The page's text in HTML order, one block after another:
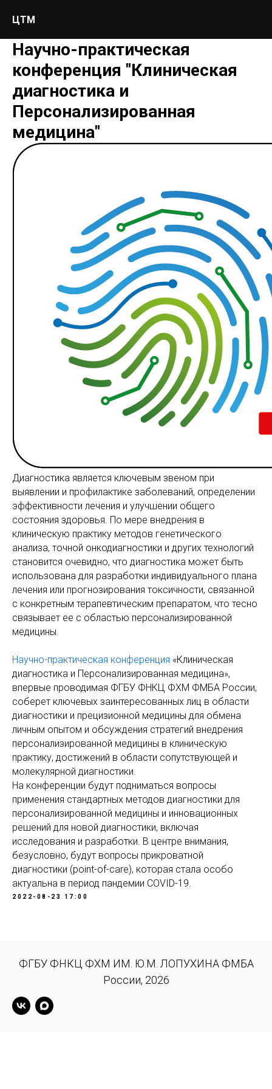
ЦТМ
Научно-практическая
конференция "Клиническая
диагностика и
Персонализированная
медицина"
Диагностика является ключевым звеном при
выявлении и профилактике заболеваний, определении
эффективности лечения и улучшении общего
состояния здоровья. По мере внедрения в
клиническую практику методов генетического
анализа, точной онкодиагностики и других технологий
становится очевидно, что диагностика может быть
использована для разработки индивидуального плана
лечения или прогнозирования токсичности, связанной
с конкретным терапевтическим препаратом, что тесно
связывает ее с областью персонализированной
медицины.
Научно-практическая конференция «Клиническая
диагностика и Персонализированная медицина»,
впервые проводимая ФГБУ ФНКЦ ФХМ ФМБА России,
соберет ключевых заинтересованных лиц в области
диагностики и прецизионной медицины для обмена
личным опытом и обсуждения стратегий внедрения
персонализированной медицины в клиническую
практику, достижений в области сопутствующей и
молекулярной диагностики.
На конференции будут подниматься вопросы
применения стандартных методов диагностики для
персонализированной медицины и инновационных
решений для новой диагностики, включая
исследования и разработки. В центре внимания,
безусловно, будут вопросы прикроватной
диагностики (point-of-care), которая стала особо
актуальна в период пандемии COVID-19.
2022-08-23 17:00
ФГБУ ФНКЦ ФХМ ИМ. Ю.М. ЛОПУХИНА ФМБА
России, 2026